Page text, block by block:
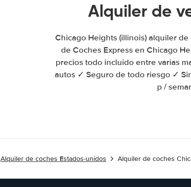
Alquiler de
Chicago Heights (illinois) alquiler
de Coches Express en Chicago
precios todo incluido entre varias
autos ✓ Seguro de todo riesgo ✓
p /
Alquiler de coches Estados-unidos Alquiler de coches